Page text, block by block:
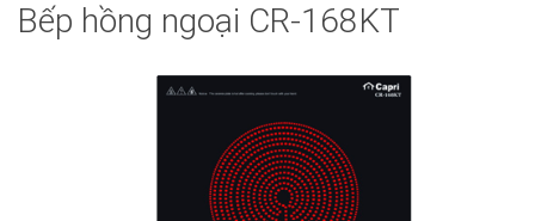
Bếp hồng ngoại CR-168KT